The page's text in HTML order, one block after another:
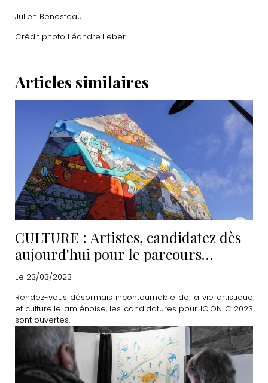
Julien Benesteau
Crédit photo Léandre Leber
Articles similaires
CULTURE : Artistes, candidatez dès
aujourd'hui pour le parcours
IC.ON.IC 2023
Le 23/03/2023
Rendez-vous désormais incontournable de la vie artistique
et culturelle amiénoise, les candidatures pour IC.ON.IC 2023
sont ouvertes.